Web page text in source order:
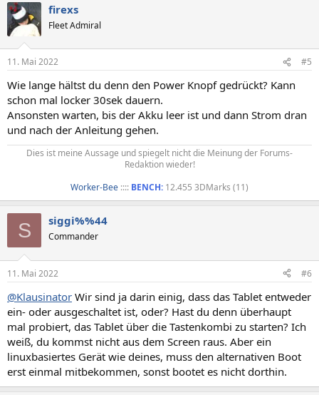
firexs
Fleet Admiral
11. Mai 2022 #5
Wie lange hältst du denn den Power Knopf gedrückt? Kann
schon mal locker 30sek dauern.
Ansonsten warten, bis der Akku leer ist und dann Strom dran
und nach der Anleitung gehen.
Dies ist meine Aussage und spiegelt nicht die Meinung der Forums-
Redaktion wieder!
Worker-Bee :::: BENCH: 12.455 3DMarks (11)​
S siggi%%44
Commander
11. Mai 2022 #6
@Klausinator Wir sind ja darin einig, dass das Tablet entweder
ein- oder ausgeschaltet ist, oder? Hast du denn überhaupt
mal probiert, das Tablet über die Tastenkombi zu starten? Ich
weiß, du kommst nicht aus dem Screen raus. Aber ein
linuxbasiertes Gerät wie deines, muss den alternativen Boot
erst einmal mitbekommen, sonst bootet es nicht dorthin.